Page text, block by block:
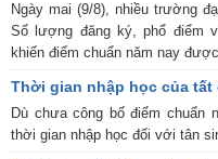
Ngày mai (9/8), nhiều trường
Số lượng đăng ký, phổ điểm
khiến điểm chuẩn năm nay
Thời gian nhập học của
Dù chưa công bố điểm chuẩn
thời gian nhập học đối với tân